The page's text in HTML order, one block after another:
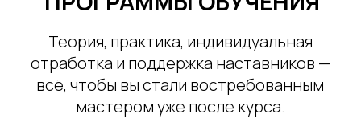
Теория, практика, индивидуальная
отработка и поддержка наставников —
всё, чтобы вы стали востребованным
мастером уже после курса.